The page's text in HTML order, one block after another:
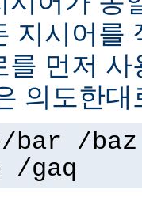
지시어를
를 먼저
의도한
/baz
gaq